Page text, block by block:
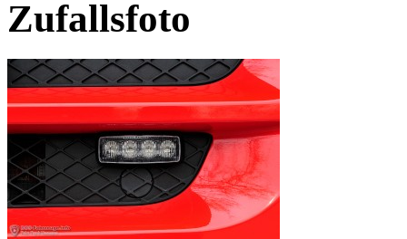
Zufallsfoto